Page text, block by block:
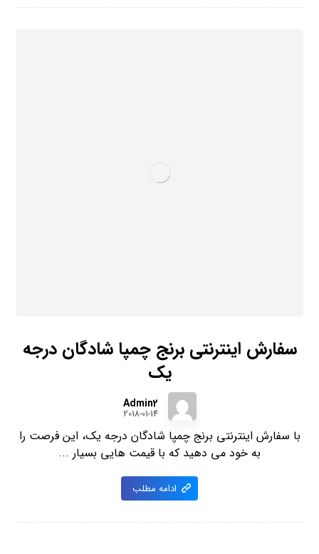
سفارش اینترنتی برنج چمپا شادگان درجه
یک
Admin2
2018-01-14
با سفارش اینترنتی برنج چمپا شادگان درجه یک، این فرصت را
به خود می دهید که با قیمت هایی بسیار ...
ادامه مطلب